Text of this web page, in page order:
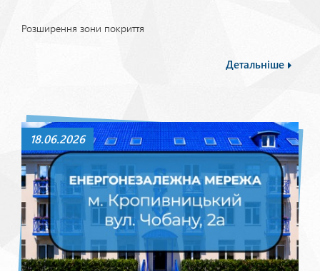
Розширення зони покриття
Детальніше
18.06.2026